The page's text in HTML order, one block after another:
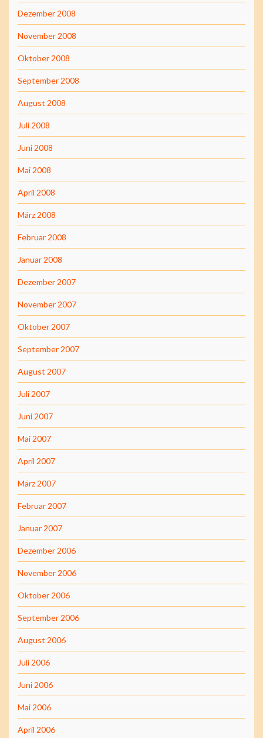
Dezember 2008
November 2008
Oktober 2008
September 2008
August 2008
Juli 2008
Juni 2008
Mai 2008
April 2008
März 2008
Februar 2008
Januar 2008
Dezember 2007
November 2007
Oktober 2007
September 2007
August 2007
Juli 2007
Juni 2007
Mai 2007
April 2007
März 2007
Februar 2007
Januar 2007
Dezember 2006
November 2006
Oktober 2006
September 2006
August 2006
Juli 2006
Juni 2006
Mai 2006
April 2006